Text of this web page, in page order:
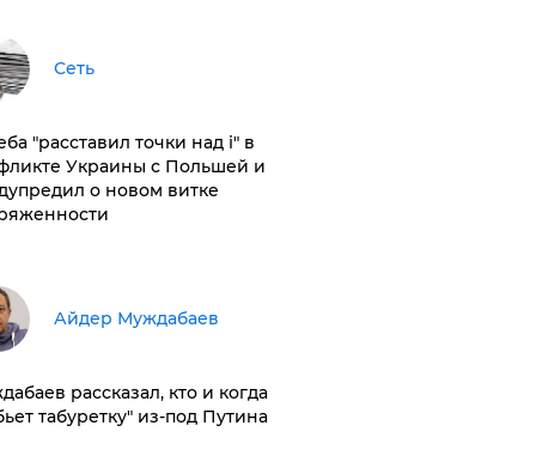
Сеть
"расставил точки над і" в
Украины с Польшей и
о новом витке
Айдер Муждабаев
рассказал, кто и когда
табуретку" из-под Путина